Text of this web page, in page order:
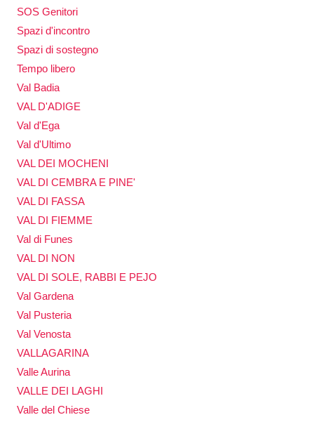
SOS Genitori
Spazi d'incontro
Spazi di sostegno
Tempo libero
Val Badia
VAL D'ADIGE
Val d'Ega
Val d'Ultimo
VAL DEI MOCHENI
VAL DI CEMBRA E PINE'
VAL DI FASSA
VAL DI FIEMME
Val di Funes
VAL DI NON
VAL DI SOLE, RABBI E PEJO
Val Gardena
Val Pusteria
Val Venosta
VALLAGARINA
Valle Aurina
VALLE DEI LAGHI
Valle del Chiese